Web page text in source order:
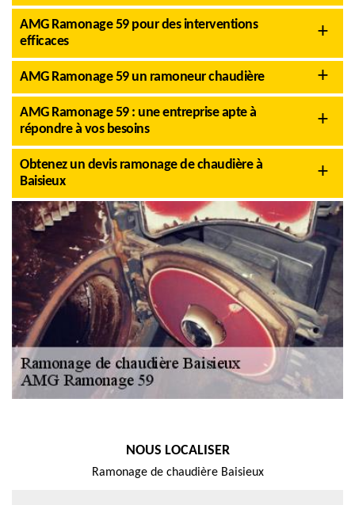
AMG Ramonage 59 pour des interventions
efficaces
AMG Ramonage 59 un ramoneur chaudière
AMG Ramonage 59 : une entreprise apte à
répondre à vos besoins
Obtenez un devis ramonage de chaudière à
Baisieux
NOUS LOCALISER
Ramonage de chaudière Baisieux